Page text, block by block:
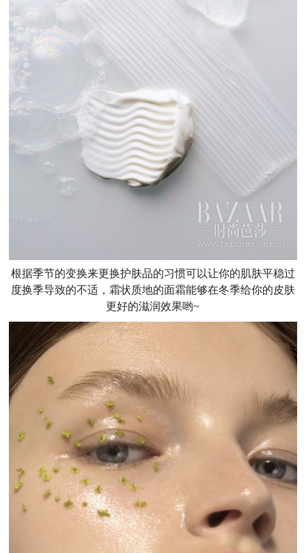
根据季节的变换来更换护肤品的习惯可以让你的肌肤平稳过
度换季导致的不适，霜状质地的面霜能够在冬季给你的皮肤
更好的滋润效果哟~